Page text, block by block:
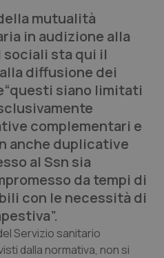
mutualità
in audizione alla
sociali sta qui il
diffusione dei
siano limitati
complementari e
anche duplicative
al Ssn sia
da tempi di
con le necessità di
Servizio sanitario
dalla normativa, non si